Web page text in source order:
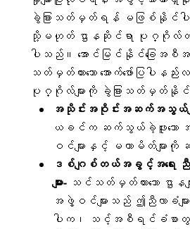
ခွဲခြားသတ်မှတ်ရန် မဖြစ်နိုင်
သို့မဟုတ် ဌာနဆိုင်ရာ ပုဂ္ဂိုလ်
ပါသည်။ အောင်မြင်နိုင်ခြေအ
သတ်မှတ်ထားသော အောက်ဖော်ပြပါနည်
ပုဂ္ဂိုလ်များကို ခွဲခြားသတ်မှတ်
အသိုင်းအဝိုင်းအဆက်အသွယ်မျ
ယခင်က ဆက်သွယ်ခဲ့ဖူးသော အ
ဝင်များနှင့် မဟာမိတ်များ
ဒစ်ဂျစ်တယ်အခွင့်အရေး ညီ
များ- သင်သတ်မှတ်ထားသော ဌာန
အဖွဲ့ဝင်များသည် ဤညီလာခံ
ပါက၊ သင့်အစီရင်ခံစာတွင် ဖ